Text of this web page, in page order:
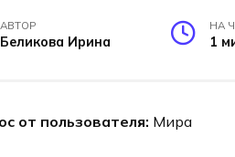
АВТОР
Беликова Ирина
НА
1
от пользователя: Мира